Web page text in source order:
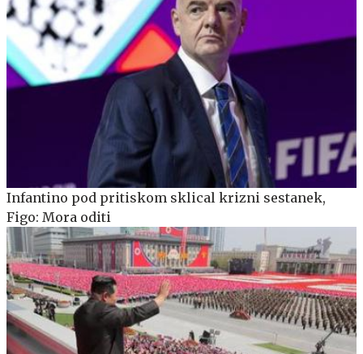
Infantino pod pritiskom sklical krizni sestanek,
Figo: Mora oditi